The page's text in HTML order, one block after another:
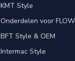
KMT Style
Onderdelen voor
BFT Style & OEM
Intermac Style